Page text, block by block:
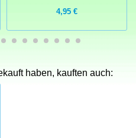
4,95 €
haben, kauften auch: